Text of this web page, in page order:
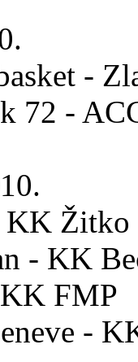
-
72 -
Žitko
- KK
FMP
-